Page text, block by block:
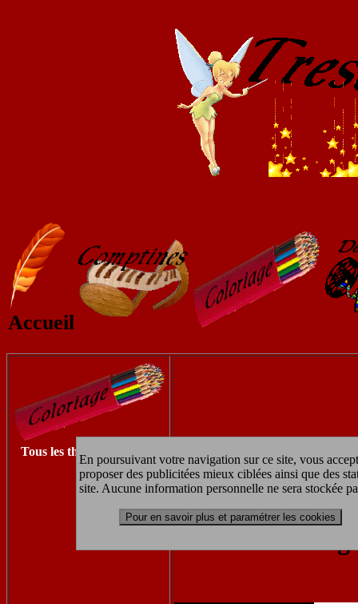
En poursuivant votre navigation sur ce site, vous
proposer des publicitées mieux ciblées ainsi que des
site. Aucune information personnelle ne sera stockée
Pour en savoir plus et paramétrer les cookies
Accueil
Tous les thèmes à imprimer
Retrouvez les autres coloriages